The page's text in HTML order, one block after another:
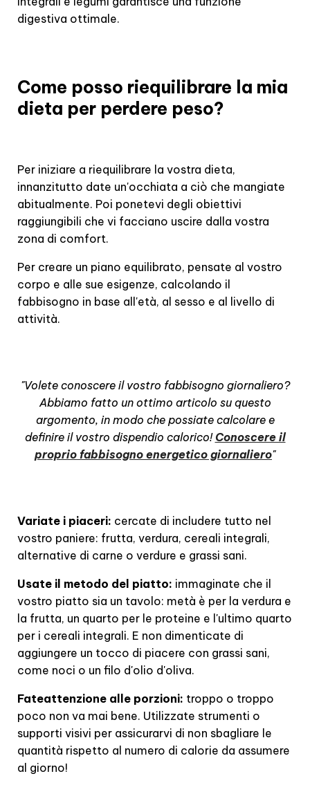
digestiva ottimale.
Come posso riequilibrare la mia
dieta per perdere peso?
Per iniziare a riequilibrare la vostra dieta,
innanzitutto date un'occhiata a ciò che mangiate
abitualmente. Poi ponetevi degli obiettivi
raggiungibili che vi facciano uscire dalla vostra
zona di comfort.
Per creare un piano equilibrato, pensate al vostro
corpo e alle sue esigenze, calcolando il
fabbisogno in base all'età, al sesso e al livello di
attività.
"Volete conoscere il vostro fabbisogno giornaliero?
Abbiamo fatto un ottimo articolo su questo
argomento, in modo che possiate calcolare e
definire il vostro dispendio calorico! Conoscere il
proprio fabbisogno energetico giornaliero"
Variate i piaceri: cercate di includere tutto nel
vostro paniere: frutta, verdura, cereali integrali,
alternative di carne o verdure e grassi sani.
Usate il metodo del piatto: immaginate che il
vostro piatto sia un tavolo: metà è per la verdura e
la frutta, un quarto per le proteine e l'ultimo quarto
per i cereali integrali. E non dimenticate di
aggiungere un tocco di piacere con grassi sani,
come noci o un filo d'olio d'oliva.
Fateattenzione alle porzioni: troppo o troppo
poco non va mai bene. Utilizzate strumenti o
supporti visivi per assicurarvi di non sbagliare le
quantità rispetto al numero di calorie da assumere
al giorno!